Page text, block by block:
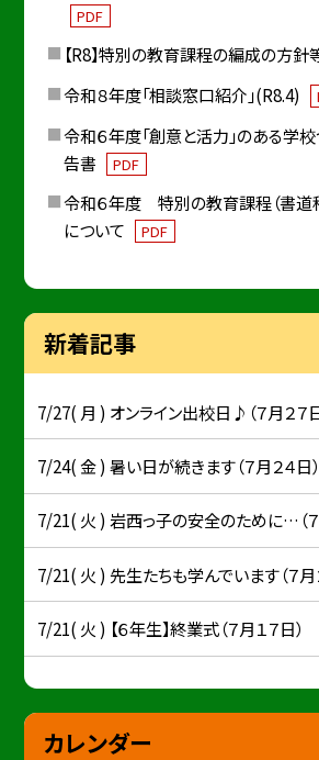
PDF
【R8】特別の教育課程の編成の方針
令和８年度「相談窓口紹介」(R8.4)
令和６年度「創意と活力」のある学
告書
PDF
令和６年度 特別の教育課程（書道
について
PDF
新着記事
7/27( 月 ) オンライン出校日♪（７月２７日
7/24( 金 ) 暑い日が続きます（７月２４日）
7/21( 火 ) 岩西っ子の安全のために…（７
7/21( 火 ) 先生たちも学んでいます（７月
7/21( 火 ) 【６年生】終業式（７月１７日）
カレンダー